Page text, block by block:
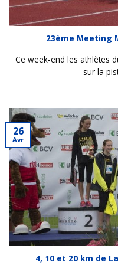
23ème Meeting
Ce week-end les athlètes
sur la
4, 10 et 20 km de
26
Avr